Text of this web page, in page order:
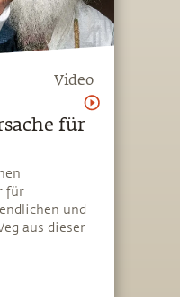
Video
für
für
und
aus dieser